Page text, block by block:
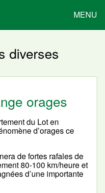
MENU
diverses
orages
du Lot en
d’orages ce
de fortes rafales de
80-100 km/heure et
d’une importante